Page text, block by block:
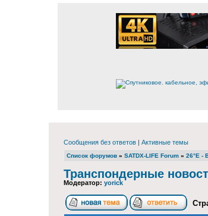
Сообщения без ответов | Активные темы
Список форумов » SATDX-LIFE Forum » 26°E -
Транспондерные
Модератор: yorick